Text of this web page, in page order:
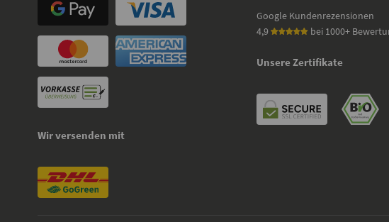
Wir versenden mit
Google Kundenrezensionen
4,9
bei 1000+
Unsere Zertifikate